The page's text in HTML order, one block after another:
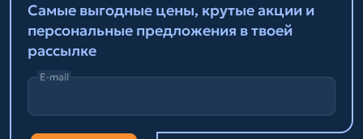
Самые выгодные цены, крутые акции и
персональные предложения в твоей
рассылке
E-mail